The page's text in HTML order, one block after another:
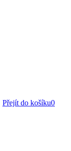
Přejít do košíku0